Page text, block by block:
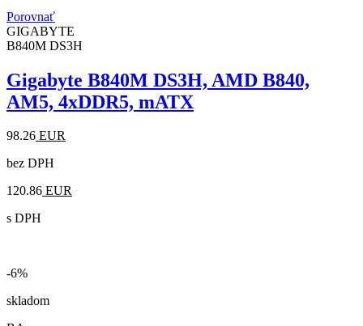
Porovnať
GIGABYTE
B840M DS3H
Gigabyte B840M DS3H, AMD B840,
AM5, 4xDDR5, mATX
98.26 EUR
bez DPH
120.86 EUR
s DPH
-6%
skladom